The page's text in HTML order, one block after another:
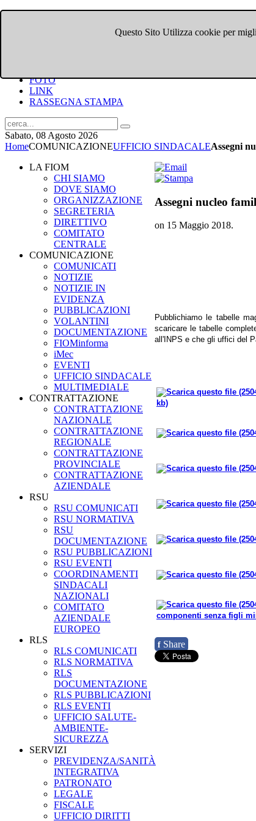
Questo Sito Utilizza cookie per
FOTO
LINK
RASSEGNA STAMPA
Sabato, 08 Agosto 2026
HomeCOMUNICAZIONEUFFICIO SINDACALEAssegni
Assegni nucleo
on 15 Maggio 2018.
Pubblichiamo le tabelle
scaricare le tabelle
all'INPS e che gli uffici del
kb)
componenti senza figli
f Share
LA FIOM
CHI SIAMO
DOVE SIAMO
ORGANIZZAZIONE
SEGRETERIA
DIRETTIVO
COMITATO
CENTRALE
COMUNICAZIONE
COMUNICATI
NOTIZIE
NOTIZIE IN
EVIDENZA
PUBBLICAZIONI
VOLANTINI
DOCUMENTAZIONE
FIOMinforma
iMec
EVENTI
UFFICIO SINDACALE
MULTIMEDIALE
CONTRATTAZIONE
CONTRATTAZIONE
NAZIONALE
CONTRATTAZIONE
REGIONALE
CONTRATTAZIONE
PROVINCIALE
CONTRATTAZIONE
AZIENDALE
RSU
RSU COMUNICATI
RSU NORMATIVA
RSU
DOCUMENTAZIONE
RSU PUBBLICAZIONI
RSU EVENTI
COORDINAMENTI
SINDACALI
NAZIONALI
COMITATO
AZIENDALE
EUROPEO
RLS
RLS COMUNICATI
RLS NORMATIVA
RLS
DOCUMENTAZIONE
RLS PUBBLICAZIONI
RLS EVENTI
UFFICIO SALUTE-
AMBIENTE-
SICUREZZA
SERVIZI
PREVIDENZA/SANITÀ
INTEGRATIVA
PATRONATO
LEGALE
FISCALE
UFFICIO DIRITTI